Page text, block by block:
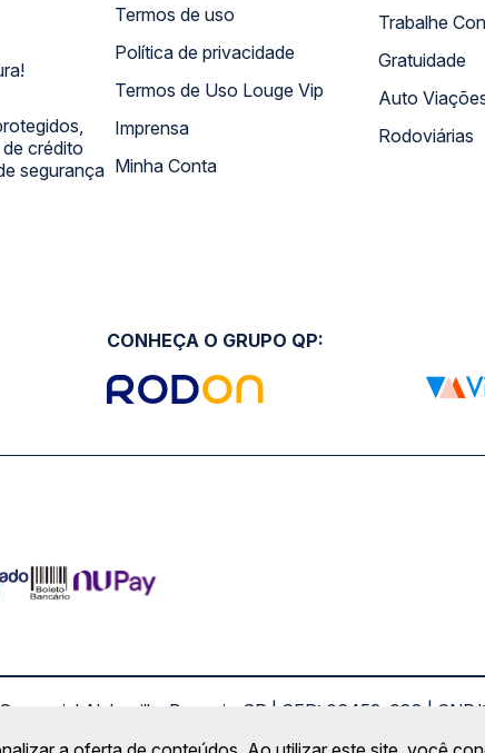
crédito
segurança
Termos de uso
Política de privacidade
Termos de Uso Louge Vip
Imprensa
Minha Conta
Trabalhe
Gratuidade
Auto
Rodoviárias
CONHEÇA O GRUPO QP:
Alphaville, Barueri - SP | CEP: 06453-038 |
Copyright 2026 © QueroPassagem.com.br